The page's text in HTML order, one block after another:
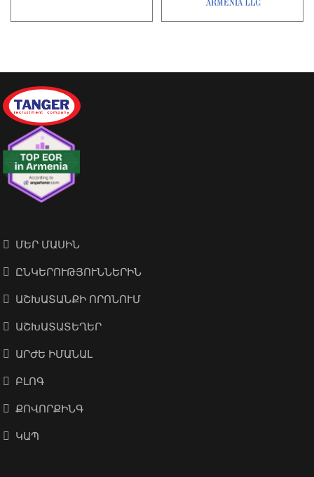
ՄԵՐ ՄԱՍԻՆ
ԸՆԿԵՐՈՒԹՅՈՒՆՆԵՐԻՆ
ԱՇԽԱՏԱՆՔԻ ՈՐՈՆՈՒՄ
ԱՇԽԱՏԱՏԵՂԵՐ
ԱՐԺԵ ԻՄԱՆԱԼ
ԲԼՈԳ
ՔՈՎՈՐՔԻՆԳ
ԿԱՊ